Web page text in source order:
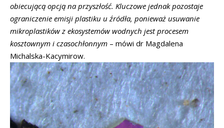
obiecującą opcją na przyszłość. Kluczowe jednak pozostaje
ograniczenie emisji plastiku u źródła, ponieważ usuwanie
mikroplastików z ekosystemów wodnych jest procesem
kosztownym i czasochłonnym – mówi dr Magdalena
Michalska-Kacymirow.